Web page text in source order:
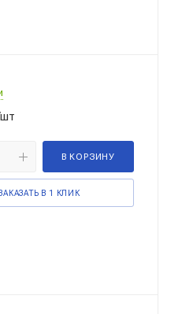
В КОРЗИНУ
В 1 КЛИК